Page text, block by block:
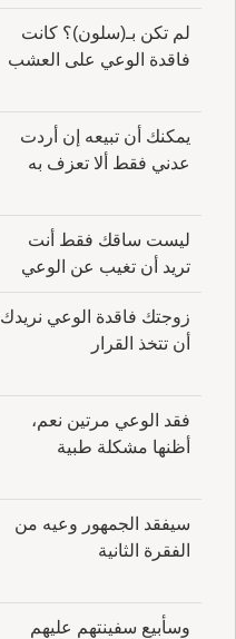
لم تكن بـ(سلون)؟ كانت
فاقدة الوعي على العشب
يمكنك أن تبيعه إن أردت
عدني فقط ألا تعزف به
ليست ساقك فقط أنت
تريد أن تغيب عن الوعي
زوجتك فاقدة الوعي نريدك
أن تتخذ القرار
فقد الوعي مرتين نعم،
أظنها مشكلة طبية
سيفقد الجمهور وعيه من
الفقرة الثانية
وسأبيع سفينتهم عليهم